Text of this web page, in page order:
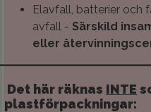
Elavfall, batterier och
avfall - Särskild
eller
Det här räknas INTE
plastförpackningar: